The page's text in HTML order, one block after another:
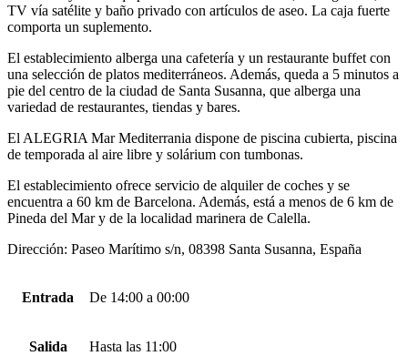
TV vía satélite y baño privado con artículos de aseo. La caja fuerte
comporta un suplemento.
El establecimiento alberga una cafetería y un restaurante buffet con
una selección de platos mediterráneos. Además, queda a 5 minutos a
pie del centro de la ciudad de Santa Susanna, que alberga una
variedad de restaurantes, tiendas y bares.
El ALEGRIA Mar Mediterrania dispone de piscina cubierta, piscina
de temporada al aire libre y solárium con tumbonas.
El establecimiento ofrece servicio de alquiler de coches y se
encuentra a 60 km de Barcelona. Además, está a menos de 6 km de
Pineda del Mar y de la localidad marinera de Calella.
Dirección: Paseo Marítimo s/n, 08398 Santa Susanna, España
Entrada De 14:00 a 00:00
Salida Hasta las 11:00